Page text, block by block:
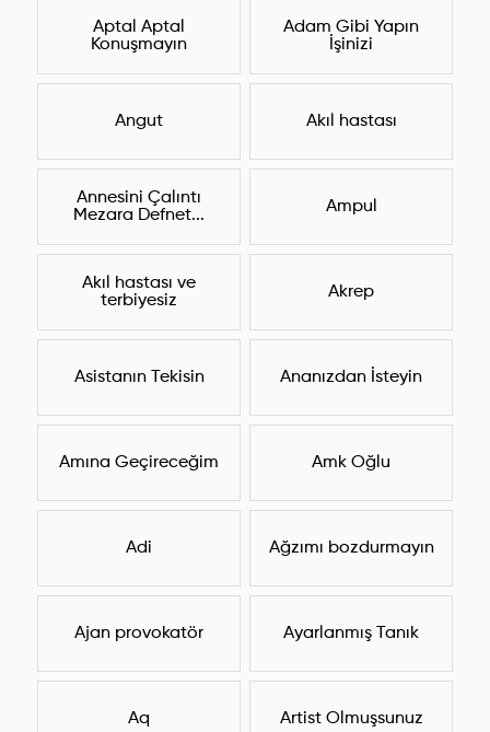
Aptal Aptal
Konuşmayın
Adam Gibi Yapın
İşinizi
Angut Akıl hastası
Annesini Çalıntı
Mezara Defnet...
Ampul
Akıl hastası ve
terbiyesiz
Akrep
Asistanın Tekisin Ananızdan İsteyin
Amına Geçireceğim Amk Oğlu
Adi Ağzımı bozdurmayın
Ajan provokatör Ayarlanmış Tanık
Aq Artist Olmuşsunuz